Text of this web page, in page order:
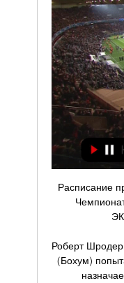
Расписание
Роберт
(Бохум)